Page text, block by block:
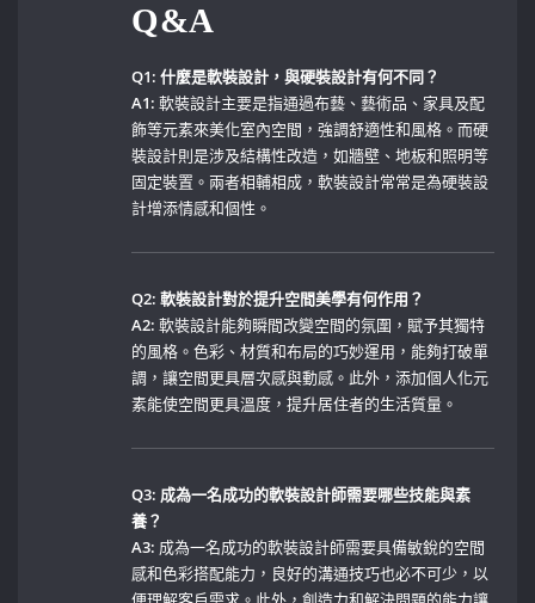
Q&A
Q1: 什麼是軟裝設計，與硬裝設計有何不同？
A1: ‌軟裝設計主要是指通過布藝、藝術品、家具及配
飾等元素來美化室內空間，強調舒適性和風格。而硬
裝設計則是涉及結構性改造，如牆壁、地板和照明等
固定裝置。兩者相輔相成，軟裝設計常常是為硬裝設
計增添情感和個性。
Q2: 軟裝設計對於提升空間美學有何作用？
A2: 軟裝設計能夠瞬間改變空間的氛圍，賦予其獨特
的風格。色彩、材質和布局的巧妙運用，能夠打破單
調，讓空間更具層次感與動感。此外，添加個人化元
素能使空間更具溫度，提升居住者的生活質量。
Q3: 成為一名成功的軟裝設計師需要哪些技能與素
養？
A3: 成為一名成功的軟裝設計師需要具備敏銳的空間
感和色彩搭配能力，良好的溝通技巧也必不可少，以